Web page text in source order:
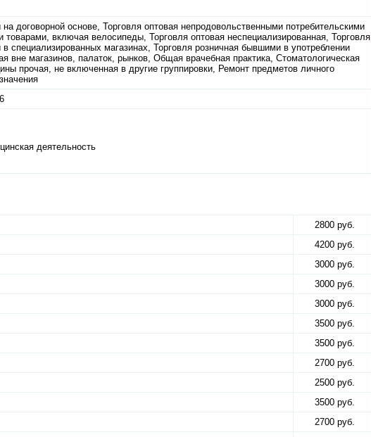
договорной основе, Торговля оптовая непродовольственными потребительскими
товарами, включая велосипеды, Торговля оптовая неспециализированная, Торговля
специализированных магазинах, Торговля розничная бывшими в употреблении
вне магазинов, палаток, рынков, Общая врачебная практика, Стоматологическая
прочая, не включенная в другие группировки, Ремонт предметов личного
деятельность
2800 руб.
4200 руб.
3000 руб.
3000 руб.
3000 руб.
3500 руб.
3500 руб.
2700 руб.
2500 руб.
3500 руб.
2700 руб.